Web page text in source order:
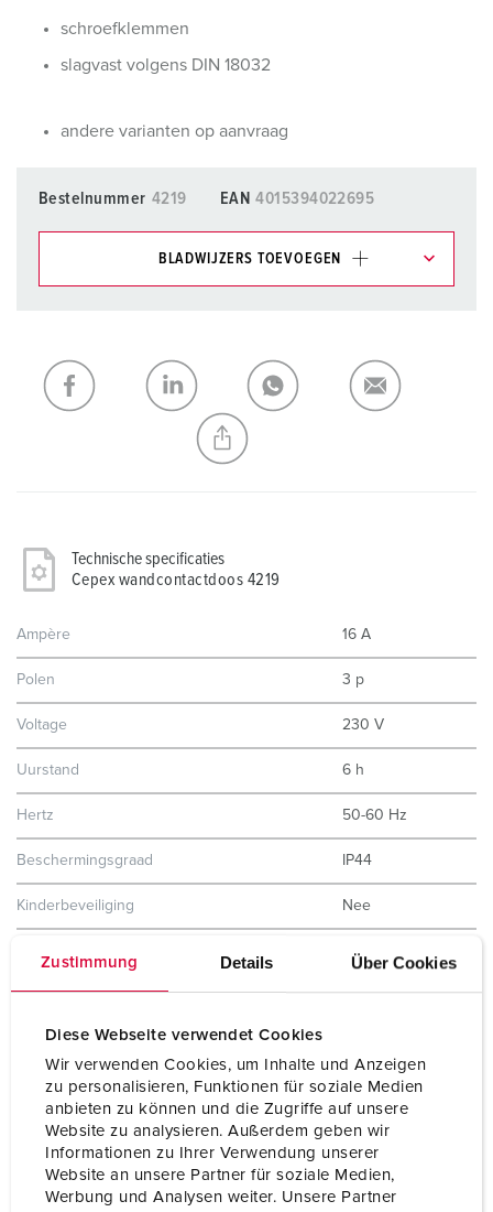
Zustimmung Details Über Cookies
Diese Webseite verwendet Cookies
Wir verwenden Cookies, um Inhalte und Anzeigen
zu personalisieren, Funktionen für soziale Medien
anbieten zu können und die Zugriffe auf unsere
Website zu analysieren. Außerdem geben wir
Informationen zu Ihrer Verwendung unserer
Website an unsere Partner für soziale Medien,
Werbung und Analysen weiter. Unsere Partner
schroefklemmen
slagvast volgens DIN 18032
andere varianten op aanvraag
Bestelnummer 4219 EAN 4015394022695
BLADWIJZERS TOEVOEGEN
Mijn lijst TOEVOEGEN
NIEUW LIJST MAKEN
Technische specificaties
Cepex wandcontactdoos 4219
Ampère 16 A
Polen 3 p
Voltage 230 V
Uurstand 6 h
Hertz 50-60 Hz
Beschermingsgraad IP44
Kinderbeveiliging Nee
506 g
Certificeringen
EAC